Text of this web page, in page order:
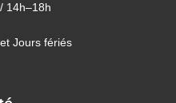
14h–18h
Jours fériés